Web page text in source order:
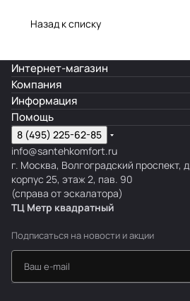
Назад к списку
Интернет-магазин
Компания
Информация
Помощь
8 (495) 225-62-85
info@santehkomfort.ru
г. Москва, Волгоградский проспект,
корпус 25, этаж 2, пав. 90
(справа от эскалатора)
ТЦ Метр квадратный
Подписаться на новости и акции